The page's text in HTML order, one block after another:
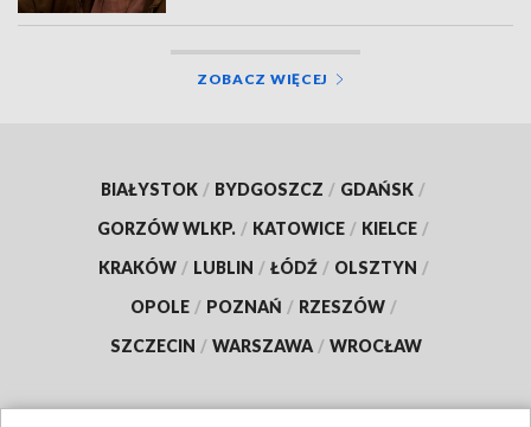
ZOBACZ WIĘCEJ
BIAŁYSTOK / BYDGOSZCZ / GDAŃSK /
GORZÓW WLKP. / KATOWICE / KIELCE /
KRAKÓW / LUBLIN / ŁÓDŹ / OLSZTYN /
OPOLE / POZNAŃ / RZESZÓW /
SZCZECIN / WARSZAWA / WROCŁAW